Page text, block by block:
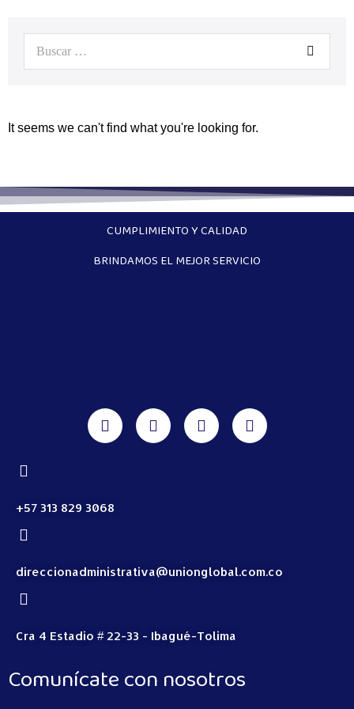
It seems we can't find what you're looking for.
CUMPLIMIENTO Y CALIDAD
BRINDAMOS EL MEJOR SERVICIO
+57 313 829 3068
direccionadministrativa@unionglobal.com.co
Cra 4 Estadio # 22-33 - Ibagué-Tolima
Comunícate con nosotros